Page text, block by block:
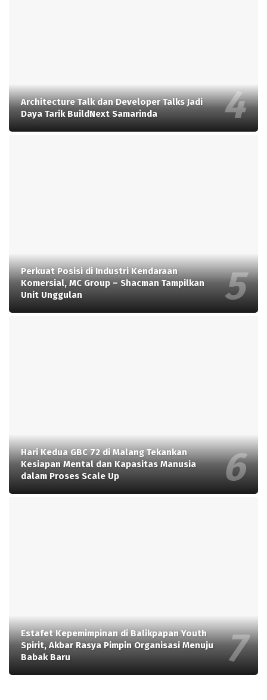
Architecture Talk dan Developer Talks Jadi
Daya Tarik BuildNext Samarinda
Perkuat Posisi di Industri Kendaraan
Komersial, MC Group – Shacman Tampilkan
Unit Unggulan
Hari Kedua GBC 72 di Malang Tekankan
Kesiapan Mental dan Kapasitas Manusia
dalam Proses Scale Up
Estafet Kepemimpinan di Balikpapan Youth
Spirit, Akbar Rasya Pimpin Organisasi Menuju
Babak Baru